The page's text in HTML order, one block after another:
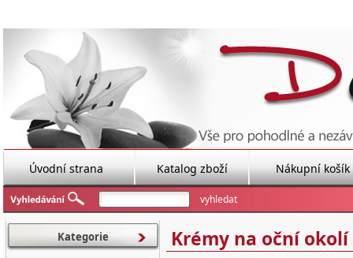
Úvodní strana Katalog zboží Nákupní košík
Krémy na oční
Kategorie